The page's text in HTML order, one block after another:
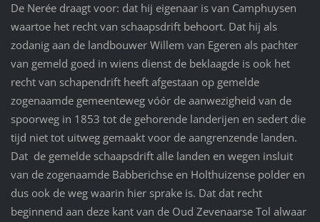
De Nerée draagt voor: dat hij eigenaar is van Camphuysen
waartoe het recht van schaapsdrift behoort. Dat hij als
zodanig aan de landbouwer Willem van Egeren als pachter
van gemeld goed in wiens dienst de beklaagde is ook het
recht van schapendrift heeft afgestaan op gemelde
zogenaamde gemeenteweg vóór de aanwezigheid van de
spoorweg in 1853 tot de gehorende landerijen en sedert die
tijd niet tot uitweg gemaakt voor de aangrenzende landen.
Dat de gemelde schaapsdrift alle landen en wegen insluit
van de zogenaamde Babberichse en Holthuizense polder en
dus ook de weg waarin hier sprake is. Dat dat recht
beginnend aan deze kant van de Oud Zevenaarse Tol alwaar